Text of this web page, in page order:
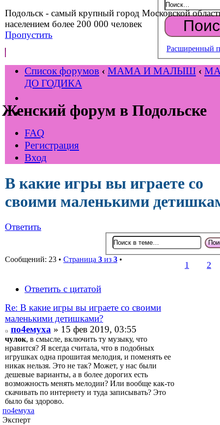
Подольск - самый крупный город Московской
населением более 200 000 человек
Пропустить
Женский форум в Подольске
Расширенный
Список форумов ‹ МАМА И МАЛЫШ ‹
ДО ГОДИКА
FAQ
Регистрация
Вход
В какие игры вы играете со
своими маленькими
Ответить
Сообщений: 23 • Страница 3 из 3 •
1 2
Ответить с цитатой
Re: В какие игры вы играете со своими
маленькими детишками?
по4емуха» 15 фев 2019, 03:55
чулок, в смысле, включить ту музыку, что
нравится? Я всегда считала, что в подобных
игрушках одна прошитая мелодия, и поменять ее
никак нельзя. Это не так? Может, у нас были
дешевые варианты, а в более дорогих есть
возможность менять мелодии? Или вообще как-то
скачивать по интернету и туда записывать? Это
было бы здорово.
по4емуха
Эксперт